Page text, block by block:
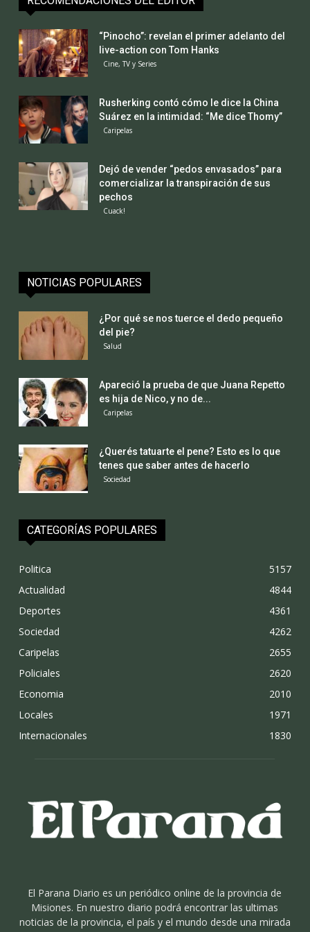
“Pinocho”: revelan el primer adelanto del
live-action con Tom Hanks
Cine, TV y Series
Rusherking contó cómo le dice la China
Suárez en la intimidad: “Me dice Thomy”
Caripelas
Dejó de vender “pedos envasados” para
comercializar la transpiración de sus
pechos
Cuack!
NOTICIAS POPULARES
¿Por qué se nos tuerce el dedo pequeño
del pie?
Salud
Apareció la prueba de que Juana Repetto
es hija de Nico, y no de...
Caripelas
¿Querés tatuarte el pene? Esto es lo que
tenes que saber antes de hacerlo
Sociedad
CATEGORÍAS POPULARES
Politica
5157
Actualidad
4844
Deportes
4361
Sociedad
4262
Caripelas
2655
Policiales
2620
Economia
2010
Locales
1971
Internacionales
1830
El Parana Diario es un periódico online de la provincia de
Misiones. En nuestro diario podrá encontrar las ultimas
noticias de la provincia, el país y el mundo desde una mirada